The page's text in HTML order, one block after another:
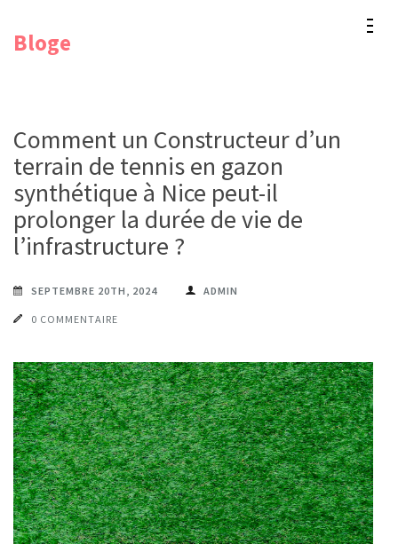
Bloge
Comment un Constructeur d’un
terrain de tennis en gazon
synthétique à Nice peut-il
prolonger la durée de vie de
l’infrastructure ?
SEPTEMBRE 20TH, 2024 ADMIN
0 COMMENTAIRE